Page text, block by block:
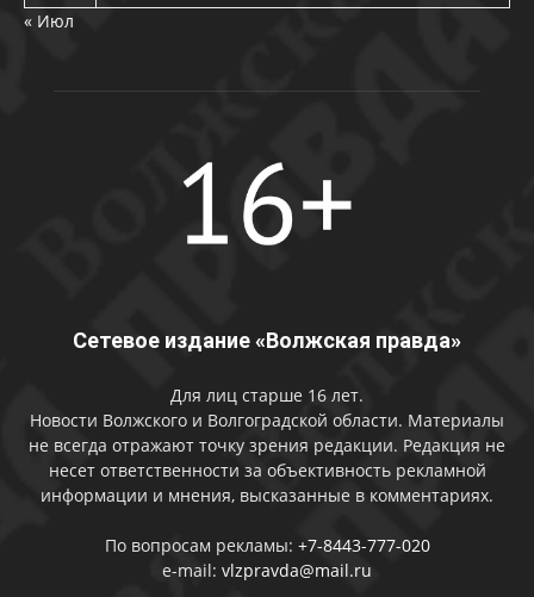
« Июл
Сетевое издание «Волжская правда»
Для лиц старше 16 лет.
Новости Волжского и Волгоградской области. Материалы
не всегда отражают точку зрения редакции. Редакция не
несет ответственности за объективность рекламной
информации и мнения, высказанные в комментариях.
По вопросам рекламы: +7-8443-777-020
e-mail: vlzpravda@mail.ru